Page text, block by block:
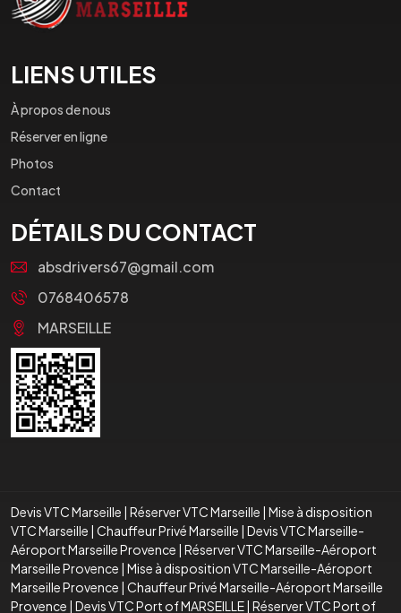
LIENS UTILES
À propos de nous
Réserver en ligne
Photos
Contact
DÉTAILS DU CONTACT
absdrivers67@gmail.com
0768406578
MARSEILLE
Devis VTC Marseille | Réserver VTC Marseille | Mise à disposition
VTC Marseille | Chauffeur Privé Marseille | Devis VTC Marseille-
Aéroport Marseille Provence | Réserver VTC Marseille-Aéroport
Marseille Provence | Mise à disposition VTC Marseille-Aéroport
Marseille Provence | Chauffeur Privé Marseille-Aéroport Marseille
Provence | Devis VTC Port of MARSEILLE| Réserver VTC Port of